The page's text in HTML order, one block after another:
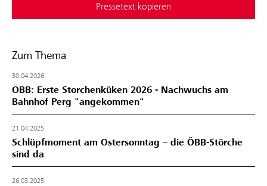
Pressetext kopieren
Zum Thema
30.04.2026
ÖBB: Erste Storchenküken 2026 - Nachwuchs am
Bahnhof Perg "angekommen"
21.04.2025
Schlüpfmoment am Ostersonntag – die ÖBB-Störche
sind da
26.03.2025